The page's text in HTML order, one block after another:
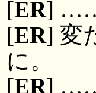
[ER] ……
[ER] 変
に。
[ER] ……